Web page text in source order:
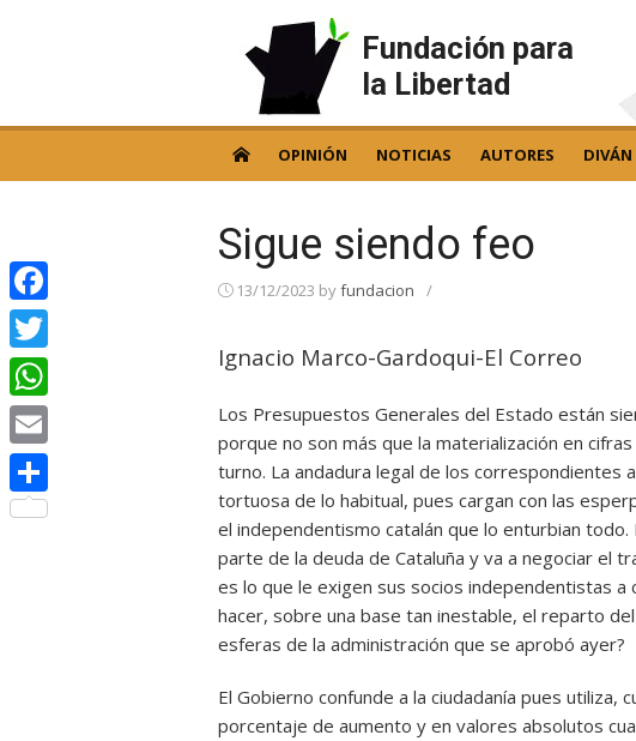
Fundación para
la Libertad
OPINIÓN NOTICIAS AUTORES DIVÁN
Sigue siendo feo
13/12/2023 byfundacion /
Ignacio Marco-Gardoqui-El Correo
Los Presupuestos Generales del Estado están
porque no son más que la materialización en
turno. La andadura legal de los correspondientes
tortuosa de lo habitual, pues cargan con las
el independentismo catalán que lo enturbian todo.
parte de la deuda de Cataluña y va a negociar el
es lo que le exigen sus socios independentistas a
hacer, sobre una base tan inestable, el reparto
esferas de la administración que se aprobó ayer?
El Gobierno confunde a la ciudadanía pues utiliza,
porcentaje de aumento y en valores absolutos
Facebook
Twitter
WhatsApp
Email
Compartir